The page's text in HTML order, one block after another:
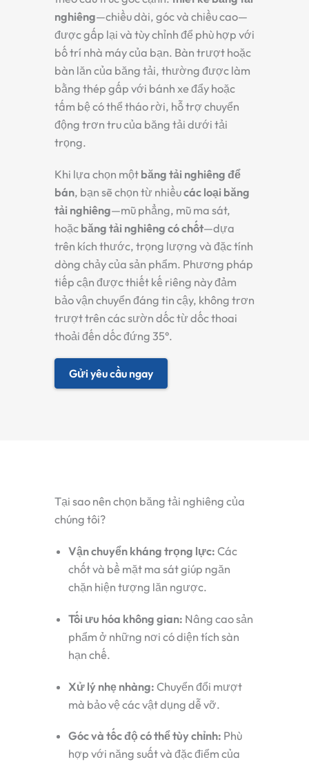
nghiêng—chiều dài, góc và chiều cao—
được gấp lại và tùy chỉnh để phù hợp với
bố trí nhà máy của bạn. Bàn trượt hoặc
bàn lăn của băng tải, thường được làm
bằng thép gấp với bánh xe đẩy hoặc
tấm bệ có thể tháo rời, hỗ trợ chuyển
động trơn tru của băng tải dưới tải
trọng.
Khi lựa chọn một băng tải nghiêng để
bán, bạn sẽ chọn từ nhiềucác loại băng
tải nghiêng—mũ phẳng, mũ ma sát,
hoặc băng tải nghiêng có chốt—dựa
trên kích thước, trọng lượng và đặc tính
dòng chảy của sản phẩm. Phương pháp
tiếp cận được thiết kế riêng này đảm
bảo vận chuyển đáng tin cậy, không trơn
trượt trên các sườn dốc từ dốc thoai
thoải đến dốc đứng 35°.
Gửi yêu cầu ngay
Tại sao nên chọn băng tải nghiêng của
chúng tôi?
Vận chuyển kháng trọng lực: Các
chốt và bề mặt ma sát giúp ngăn
chặn hiện tượng lăn ngược.
Tối ưu hóa không gian: Nâng cao sản
phẩm ở những nơi có diện tích sàn
hạn chế.
Xử lý nhẹ nhàng: Chuyển đổi mượt
mà bảo vệ các vật dụng dễ vỡ.
Góc và tốc độ có thể tùy chỉnh: Phù
hợp với năng suất và đặc điểm của